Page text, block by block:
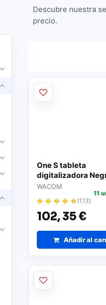
Descubre nuestra
precio.
One S tableta
digitalizadora
Blanco 152 x 95
WACOM
� � � � �(113)
102,35 €
11
Añadir al